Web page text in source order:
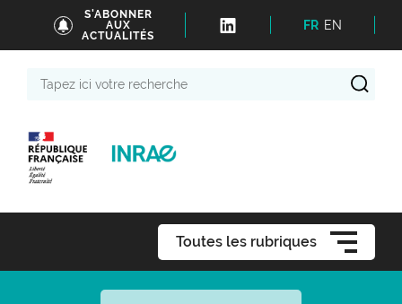
S'ABONNER
AUX
ACTUALITÉS
FR EN
Toutes les rubriques